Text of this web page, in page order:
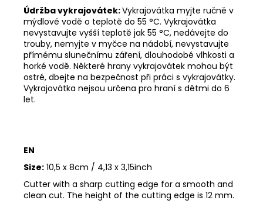
Údržba vykrajovátek:Vykrajovátka myjte ručně v
mýdlové vodě o teplotě do 55 °C. Vykrajovátka
nevystavujte vyšší teplotě jak 55 °C, nedávejte do
trouby, nemyjte v myčce na nádobí, nevystavujte
přímému slunečnímu záření, dlouhodobé vlhkosti a
horké vodě. Některé hrany vykrajovátek mohou být
ostré, dbejte na bezpečnost při práci s vykrajovátky.
Vykrajovátka nejsou určena pro hraní s dětmi do 6
let.
EN
Size: 10,5 x 8cm / 4,13 x 3,15inch
Cutter with a sharp cutting edge for a smooth and
clean cut. The height of the cutting edge is 12 mm.